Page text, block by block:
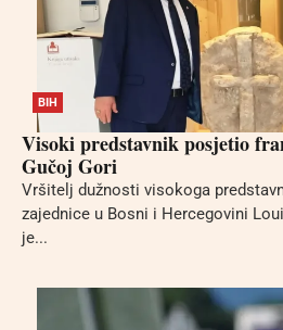
BIH
Visoki predstavnik posjetio
Gučoj Gori
Vršitelj dužnosti visokoga
zajednice u Bosni i Hercegovini
je...